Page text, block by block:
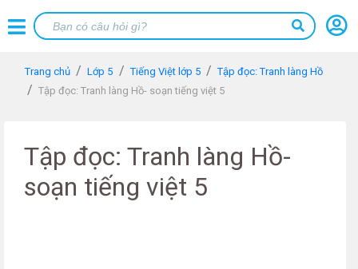
Trang chủ Lớp 5 Tiếng Việt lớp 5
Tập đọc: Tranh làng Hồ
Tập đọc: Tranh làng Hồ- soạn tiếng việt 5
Tập đọc: Tranh làng Hồ-
soạn tiếng việt 5